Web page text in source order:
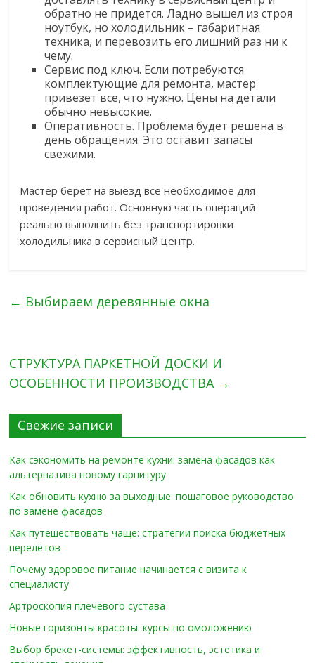
обратно не придется. Ладно вышел из строя
ноутбук, но холодильник – габаритная
техника, и перевозить его лишний раз ни к
чему.
Сервис под ключ. Если потребуются
комплектующие для ремонта, мастер
привезет все, что нужно. Цены на детали
обычно невысокие.
Оперативность. Проблема будет решена в
день обращения. Это оставит запасы
свежими.
Мастер берет на выезд все необходимое для
проведения работ. Основную часть операций
реально выполнить без транспортировки
холодильника в сервисный центр.
← Выбираем деревянные окна
СТРУКТУРА ПАРКЕТНОЙ ДОСКИ И
ОСОБЕННОСТИ ПРОИЗВОДСТВА →
Свежие записи
Как сэкономить на ремонте кухни: замена фасадов как
альтернатива новому гарнитуру
Как обновить кухню за выходные: пошаговое руководство
по замене фасадов
Как путешествовать чаще: стратегии поиска бюджетных
перелётов
Почему здоровое питание начинается с визита к
специалисту
Артроскопия плечевого сустава
Новые горизонты красоты: курсы по омоложению
Выбор брекет-системы: эффективность, эстетика и